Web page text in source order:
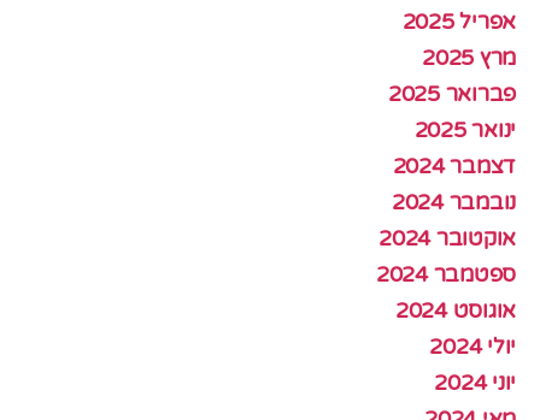
אפריל 2025
מרץ 2025
פברואר 2025
ינואר 2025
דצמבר 2024
נובמבר 2024
אוקטובר 2024
ספטמבר 2024
אוגוסט 2024
יולי 2024
יוני 2024